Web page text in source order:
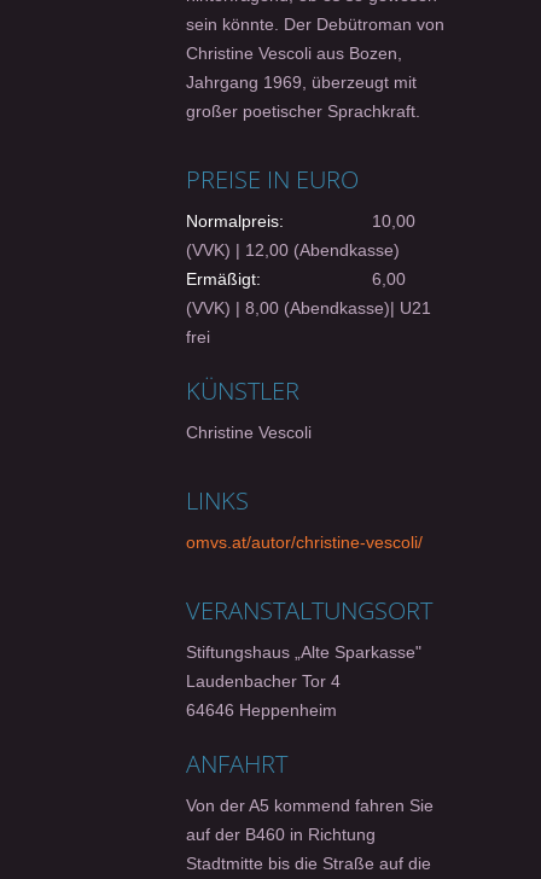
sein könnte. Der Debütroman von
Christine Vescoli aus Bozen,
Jahrgang 1969, überzeugt mit
großer poetischer Sprachkraft.
PREISE IN EURO
Normalpreis:
10,00
(VVK) | 12,00 (Abendkasse)
Ermäßigt:
6,00
(VVK) | 8,00 (Abendkasse)| U21
frei
KÜNSTLER
Christine Vescoli
LINKS
omvs.at/autor/christine-vescoli/
VERANSTALTUNGSORT
Stiftungshaus „Alte Sparkasse"
Laudenbacher Tor 4
64646 Heppenheim
ANFAHRT
Von der A5 kommend fahren Sie
auf der B460 in Richtung
Stadtmitte bis die Straße auf die